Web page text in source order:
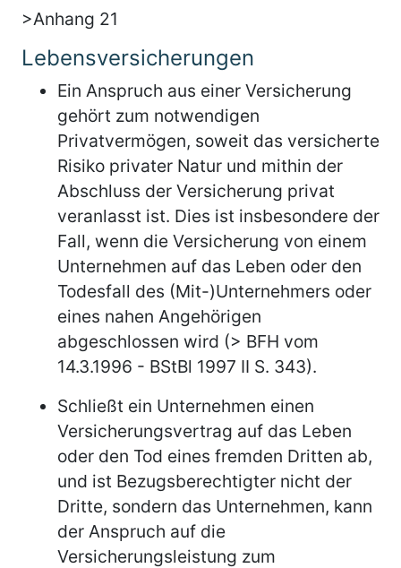
>Anhang 21
Lebensversicherungen
Ein Anspruch aus einer Versicherung
gehört zum notwendigen
Privatvermögen, soweit das versicherte
Risiko privater Natur und mithin der
Abschluss der Versicherung privat
veranlasst ist. Dies ist insbesondere der
Fall, wenn die Versicherung von einem
Unternehmen auf das Leben oder den
Todesfall des (Mit-)Unternehmers oder
eines nahen Angehörigen
abgeschlossen wird (> BFH vom
14.3.1996 - BStBl 1997 II S. 343).
Schließt ein Unternehmen einen
Versicherungsvertrag auf das Leben
oder den Tod eines fremden Dritten ab,
und ist Bezugsberechtigter nicht der
Dritte, sondern das Unternehmen, kann
der Anspruch auf die
Versicherungsleistung zum